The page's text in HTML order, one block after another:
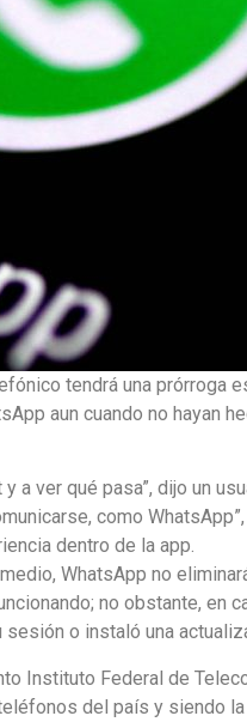
tendrá una prórroga
aun cuando no hayan
ver qué pasa”, dijo un
como
dentro de la app.
WhatsApp no
no obstante, en
o instaló una
Instituto Federal de
del país y siendo